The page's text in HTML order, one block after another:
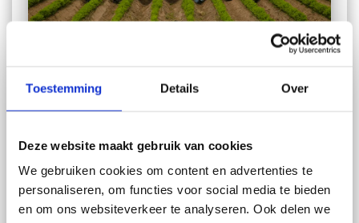
Toestemming Details Over
Deze website maakt gebruik van cookies
We gebruiken cookies om content en advertenties te
personaliseren, om functies voor social media te bieden
en om ons websiteverkeer te analyseren. Ook delen we